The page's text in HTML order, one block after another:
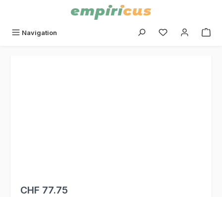
Navigation Du hast 0
CHF 77.75